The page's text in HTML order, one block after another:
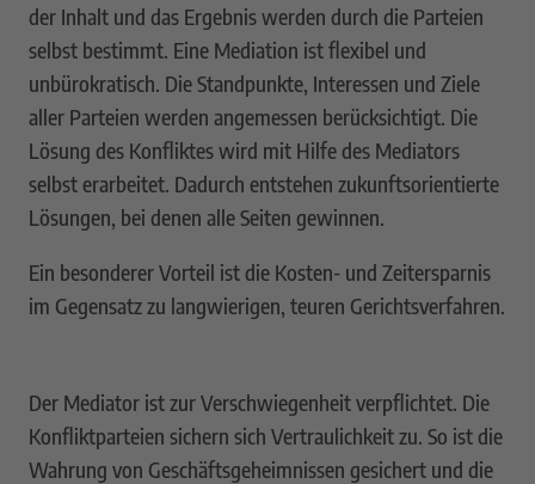
der Inhalt und das Ergebnis werden durch die Parteien
selbst bestimmt. Eine Mediation ist flexibel und
unbürokratisch. Die Standpunkte, Interessen und Ziele
aller Parteien werden angemessen berücksichtigt. Die
Lösung des Konfliktes wird mit Hilfe des Mediators
selbst erarbeitet. Dadurch entstehen zukunftsorientierte
Lösungen, bei denen alle Seiten gewinnen.
Ein besonderer Vorteil ist die Kosten- und Zeitersparnis
im Gegensatz zu langwierigen, teuren Gerichtsverfahren.
Der Mediator ist zur Verschwiegenheit verpflichtet. Die
Konfliktparteien sichern sich Vertraulichkeit zu. So ist die
Wahrung von Geschäftsgeheimnissen gesichert und die